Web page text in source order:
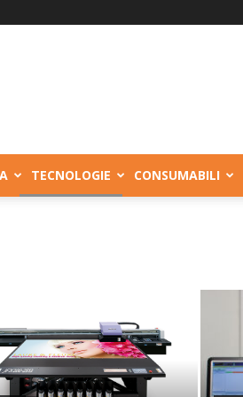
TECNOLOGIE CONSUMABILI